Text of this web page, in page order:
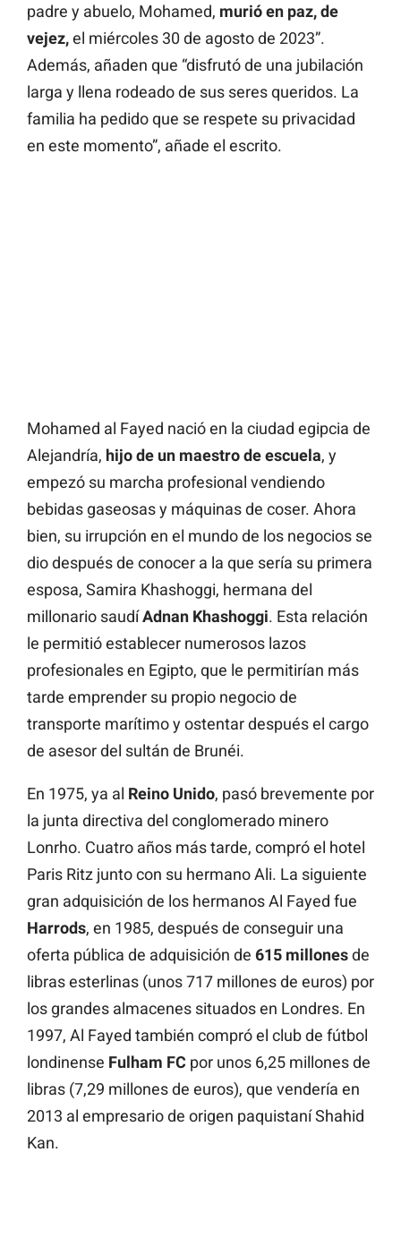
padre y abuelo, Mohamed, murió en paz, de
vejez,el miércoles 30 de agosto de 2023”.
Además, añaden que “disfrutó de una jubilación
larga y llena rodeado de sus seres queridos. La
familia ha pedido que se respete su privacidad
en este momento”, añade el escrito.
Mohamed al Fayed nació en la ciudad egipcia de
Alejandría, hijo de un maestro de escuela, y
empezó su marcha profesional vendiendo
bebidas gaseosas y máquinas de coser. Ahora
bien, su irrupción en el mundo de los negocios se
dio después de conocer a la que sería su primera
esposa, Samira Khashoggi, hermana del
millonario saudíAdnan Khashoggi. Esta relación
le permitió establecer numerosos lazos
profesionales en Egipto, que le permitirían más
tarde emprender su propio negocio de
transporte marítimo y ostentar después el cargo
de asesor del sultán de Brunéi.
En 1975, ya al Reino Unido, pasó brevemente por
la junta directiva del conglomerado minero
Lonrho. Cuatro años más tarde, compró el hotel
Paris Ritz junto con su hermano Ali. La siguiente
gran adquisición de los hermanos Al Fayed fue
Harrods, en 1985, después de conseguir una
oferta pública de adquisición de 615 millonesde
libras esterlinas (unos 717 millones de euros) por
los grandes almacenes situados en Londres. En
1997, Al Fayed también compró el club de fútbol
londinense Fulham FC por unos 6,25 millones de
libras (7,29 millones de euros), que vendería en
2013 al empresario de origen paquistaní Shahid
Kan.